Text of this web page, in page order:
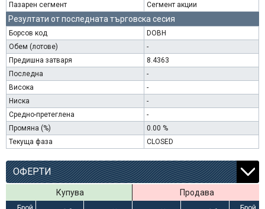
Пазарен сегмент
Сегмент акции
Резултати от последната търговска сесия
Борсов код
DOBH
Обем (лотове)
-
Предишна затваря
8.4363
Последна
-
Висока
-
Ниска
-
Средно-претеглена
-
Промяна (%)
0.00 %
Текуща фаза
CLOSED
ОФЕРТИ
Купува Продава